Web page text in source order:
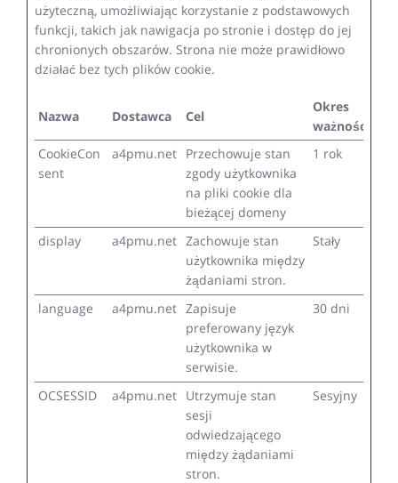
użyteczną, umożliwiając korzystanie z podstawowych
funkcji, takich jak nawigacja po stronie i dostęp do jej
chronionych obszarów. Strona nie może prawidłowo
działać bez tych plików cookie.
Nazwa Dostawca Cel
Okres
ważności
CookieCon
sent
a4pmu.net Przechowuje stan
zgody użytkownika
na pliki cookie dla
bieżącej domeny
1 rok
display a4pmu.net Zachowuje stan
użytkownika między
żądaniami stron.
Stały
language a4pmu.net Zapisuje
preferowany język
użytkownika w
serwisie.
30 dni
OCSESSID a4pmu.net Utrzymuje stan
sesji
odwiedzającego
między żądaniami
stron.
Sesyjny